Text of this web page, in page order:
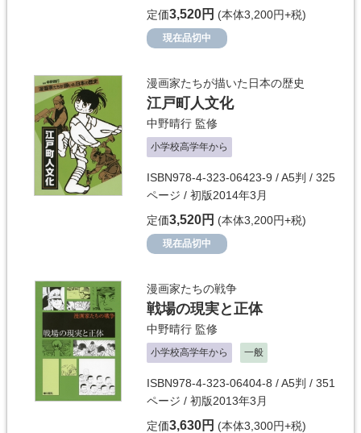
定価3,520円 (本体3,200円+税)
現在品切中
漫画家たちが描いた日本の歴史
江戸町人文化
中野晴行 監修
小学校高学年から
ISBN978-4-323-06423-9 / A5判 / 325
ページ / 初版2014年3月
定価3,520円 (本体3,200円+税)
現在品切中
漫画家たちの戦争
戦場の現実と正体
中野晴行 監修
小学校高学年から 一般
ISBN978-4-323-06404-8 / A5判 / 351
ページ / 初版2013年3月
定価3,630円 (本体3,300円+税)